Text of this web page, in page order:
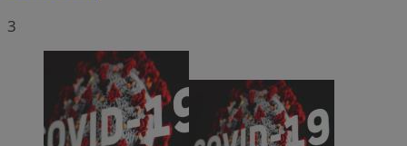
3